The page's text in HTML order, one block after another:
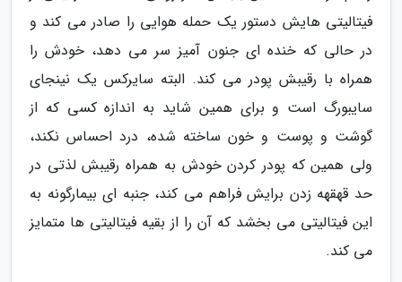
فیتالیتی هایش دستور یک حمله هوایی را صادر می کند و
در حالی که خنده ای جنون آمیز سر می دهد، خودش را
همراه با رقیبش پودر می کند. البته سایرکس یک نینجای
سایبورگ است و برای همین شاید به اندازه کسی که از
گوشت و پوست و خون ساخته شده، درد احساس نکند،
ولی همین که پودر کردن خودش به همراه رقیبش لذتی در
حد قهقهه زدن برایش فراهم می کند، جنبه ای بیمارگونه به
این فیتالیتی می بخشد که آن را از بقیه فیتالیتی ها متمایز
می کند.